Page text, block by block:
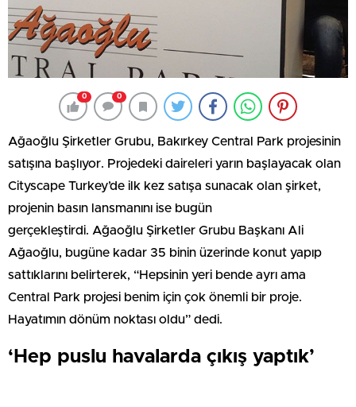
0 0
Ağaoğlu Şirketler Grubu, Bakırkey Central Park projesinin
satışına başlıyor. Projedeki daireleri yarın başlayacak olan
Cityscape Turkey’de ilk kez satışa sunacak olan şirket,
projenin basın lansmanını ise bugün
gerçekleştirdi. Ağaoğlu Şirketler Grubu Başkanı Ali
Ağaoğlu, bugüne kadar 35 binin üzerinde konut yapıp
sattıklarını belirterek, “Hepsinin yeri bende ayrı ama
Central Park projesi benim için çok önemli bir proje.
Hayatımın dönüm noktası oldu” dedi.
‘Hep puslu havalarda çıkış yaptık’